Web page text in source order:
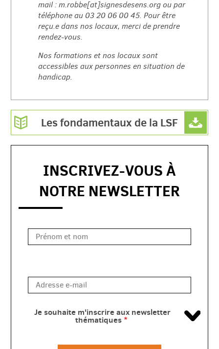
mail : m.robbe[at]signesdesens.org ou par
téléphone au 03 20 06 00 45. Pour être
reçu.e dans nos locaux, merci de prendre
rendez-vous.
Nos formations et nos locaux sont
accessibles aux personnes en situation de
handicap.
Les fondamentaux de la LSF
INSCRIVEZ-VOUS À
NOTRE NEWSLETTER
Je souhaite m'inscrire aux newsletter
thématiques